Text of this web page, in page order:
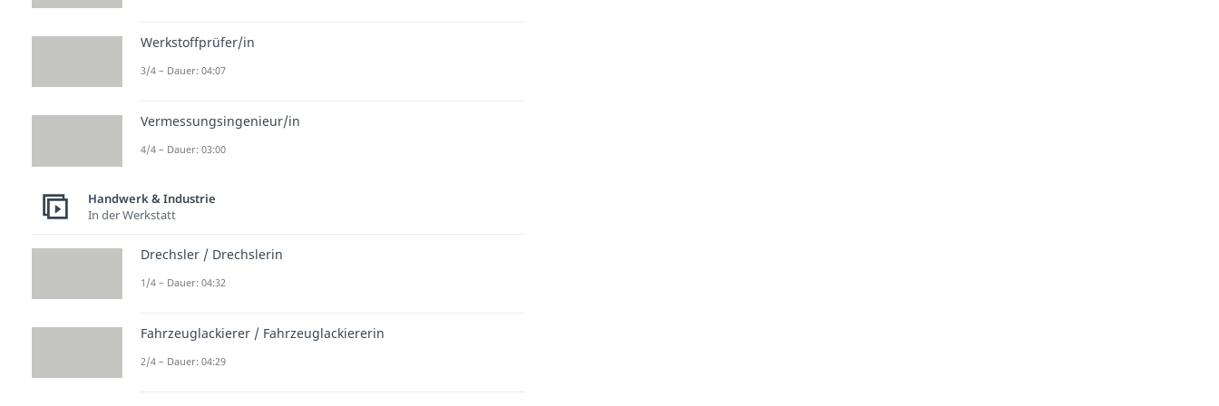
Werkstoffprüfer/in
3/4 – Dauer: 04:07
Vermessungsingenieur/in
4/4 – Dauer: 03:00
Handwerk & Industrie
In der Werkstatt
Drechsler / Drechslerin
1/4 – Dauer: 04:32
Fahrzeuglackierer / Fahrzeuglackiererin
2/4 – Dauer: 04:29